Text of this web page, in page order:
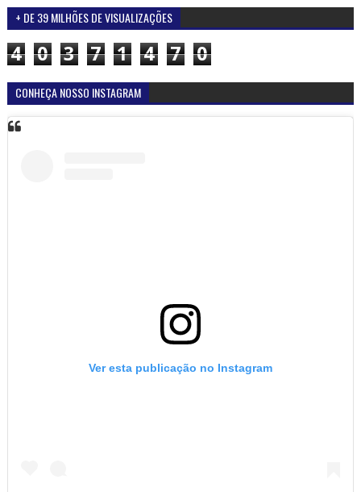
+ DE 39 MILHÕES DE VISUALIZAÇÕES
4 0 3 7 1 4 7 0
CONHEÇA NOSSO INSTAGRAM
Ver esta publicação no Instagram